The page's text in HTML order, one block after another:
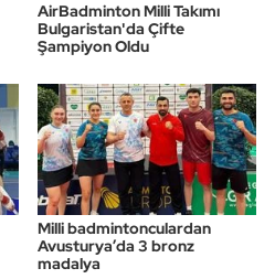
AirBadminton Milli Takımı
Bulgaristan'da Çifte
Şampiyon Oldu
Milli badmintonculardan
Avusturya’da 3 bronz
madalya